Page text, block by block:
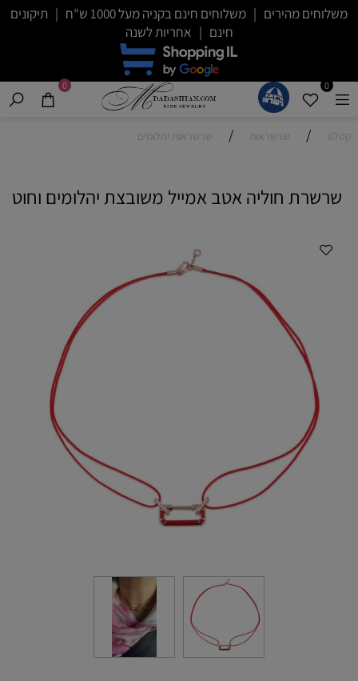
משלוחים מהירים | משלוחים חינם בקניה מעל 1000 ש"ח | תיקונים
חינם | אחריות לשנה
0
0
קטלוג / שרשראות / שרשראות יהלומים
שרשרת חוליה אטב אמייל משובצת יהלומים וחוט